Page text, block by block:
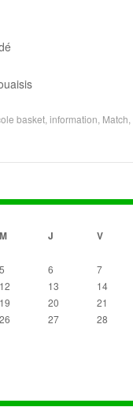
basket ,information Match
M J V
5 6 7
12 13 14
19 20 21
26 27 28